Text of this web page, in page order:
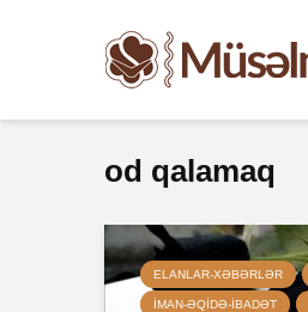
od qalamaq
ELANLAR-XƏBƏRLƏR
İMAN-ƏQIDƏ-IBADƏT